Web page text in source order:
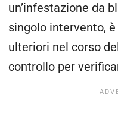
un’infestazione da
singolo intervento,
ulteriori nel corso
controllo per